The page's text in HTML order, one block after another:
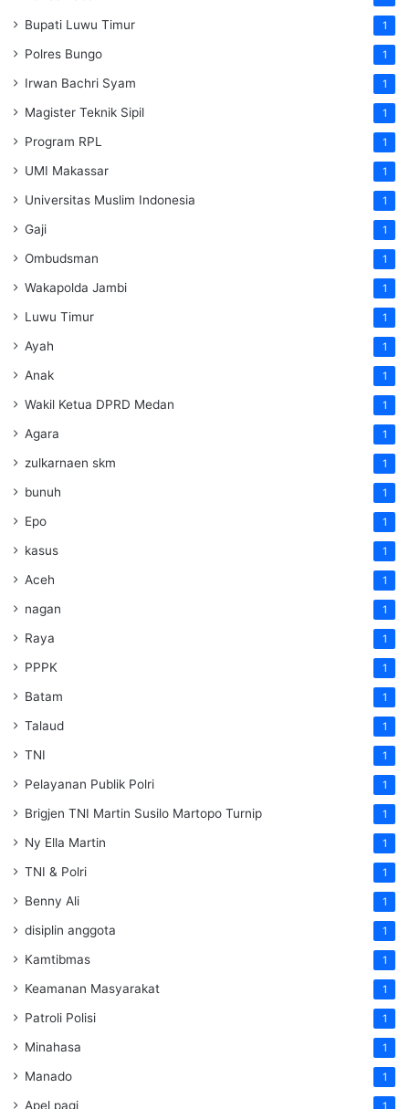
Bupati Luwu Timur 1
Polres Bungo 1
Irwan Bachri Syam 1
Magister Teknik Sipil 1
Program RPL 1
UMI Makassar 1
Universitas Muslim Indonesia 1
Gaji 1
Ombudsman 1
Wakapolda Jambi 1
Luwu Timur 1
Ayah 1
Anak 1
Wakil Ketua DPRD Medan 1
Agara 1
zulkarnaen skm 1
bunuh 1
Epo 1
kasus 1
Aceh 1
nagan 1
Raya 1
PPPK 1
Batam 1
Talaud 1
TNI 1
Pelayanan Publik Polri 1
Brigjen TNI Martin Susilo Martopo Turnip 1
Ny Ella Martin 1
TNI & Polri 1
Benny Ali 1
disiplin anggota 1
Kamtibmas 1
Keamanan Masyarakat 1
Patroli Polisi 1
Minahasa 1
Manado 1
Apel pagi 1